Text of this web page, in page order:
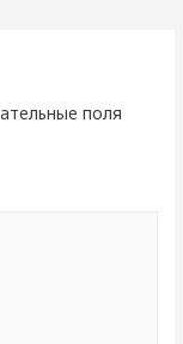
поля